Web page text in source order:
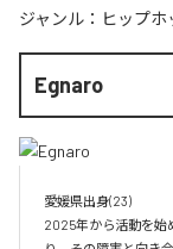
ジャンル： ヒップ
Egnaro
愛媛県出身(23)
2025年から活動を始